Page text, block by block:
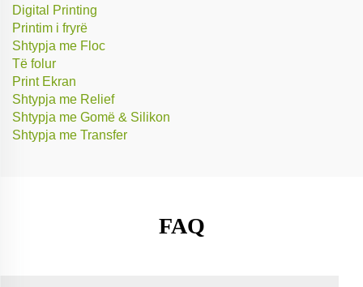
Digital Printing
Printim i fryrë
Shtypja me Floc
Të folur
Print Ekran
Shtypja me Relief
Shtypja me Gomë & Silikon
Shtypja me Transfer
FAQ